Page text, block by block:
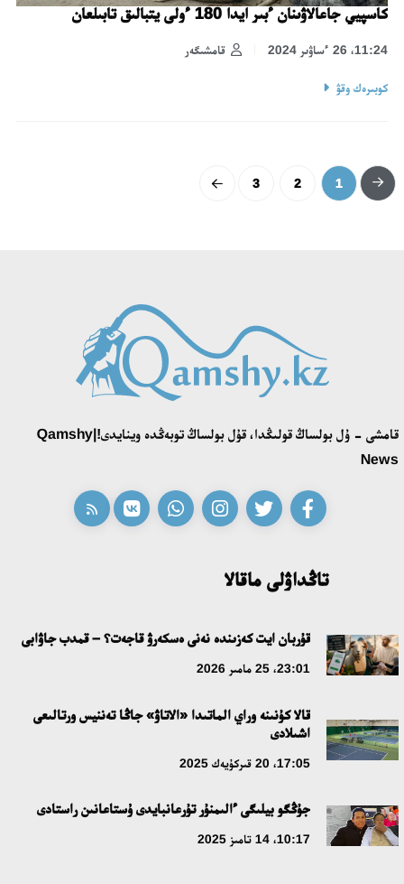
كاسپيي جاعالاۋىنان ءبىر ايدا 180 ءولى يتبالىق تابىلعان
قامشىگەر 11:24، 26 ءساۋىر 2024
كوبىرەك وقۋ
1
2
3
قامشى - ۇل بولساڭ قولىڭدا، قۇل بولساڭ توبەڭدە وينايدى!|Qamshy
News
تاڭداۋلى ماقالا
قۇربان ايت كەزىندە نەنى ەسكەرۋ قاجەت؟ – قمدب جاۋابى
23:01، 25 مامىر 2026
قالا كۇنىنە وراي الماتىدا «الاتاۋ» جاڭا تەننيس ورتالىعى
اشىلادى
17:05، 20 قىركۇيەك 2025
جۇڭگو بيلىگى ءالىمنۇر تۇرعانبايدى ۇستاعانىن راستادى
10:17، 14 تامىز 2025